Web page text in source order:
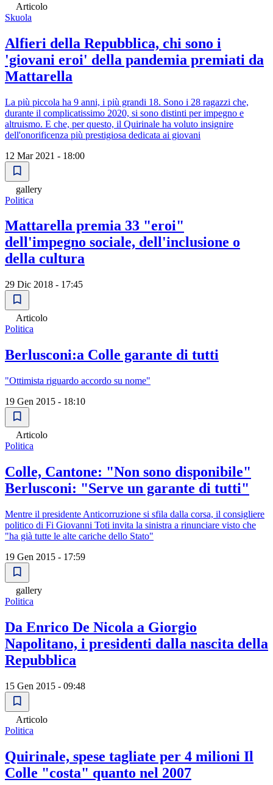
Articolo
Skuola
Alfieri della Repubblica, chi sono i
'giovani eroi' della pandemia premiati da
Mattarella
La più piccola ha 9 anni, i più grandi 18. Sono i 28 ragazzi che,
durante il complicatissimo 2020, si sono distinti per impegno e
altruismo. E che, per questo, il Quirinale ha voluto insignire
dell'onorificenza più prestigiosa dedicata ai giovani
12 Mar 2021 - 18:00
gallery
Politica
Mattarella premia 33 "eroi"
dell'impegno sociale, dell'inclusione o
della cultura
29 Dic 2018 - 17:45
Articolo
Politica
Berlusconi:a Colle garante di tutti
"Ottimista riguardo accordo su nome"
19 Gen 2015 - 18:10
Articolo
Politica
Colle, Cantone: "Non sono disponibile"
Berlusconi: "Serve un garante di tutti"
Mentre il presidente Anticorruzione si sfila dalla corsa, il consigliere
politico di Fi Giovanni Toti invita la sinistra a rinunciare visto che
"ha già tutte le alte cariche dello Stato"
19 Gen 2015 - 17:59
gallery
Politica
Da Enrico De Nicola a Giorgio
Napolitano, i presidenti dalla nascita della
Repubblica
15 Gen 2015 - 09:48
Articolo
Politica
Quirinale, spese tagliate per 4 milioni Il
Colle "costa" quanto nel 2007